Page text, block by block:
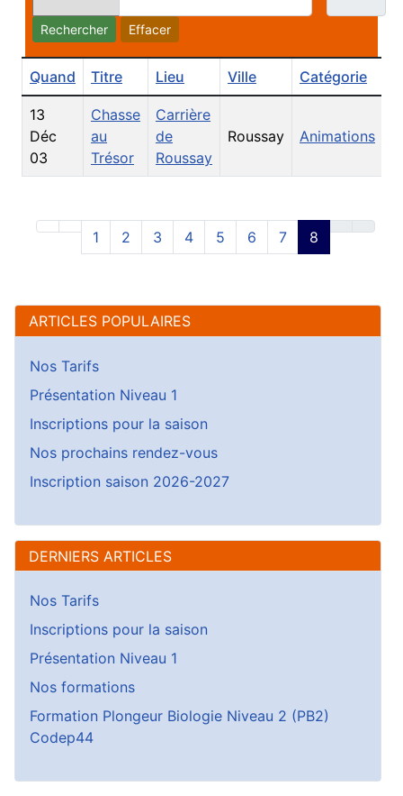
Rechercher Effacer
Quand Titre Lieu Ville Catégorie
13
Déc
03
Chasse
au
Trésor
Carrière
de
Roussay
Roussay Animations
1 2 3 4 5 6 7 8
ARTICLES POPULAIRES
Nos Tarifs
Présentation Niveau 1
Inscriptions pour la saison
Nos prochains rendez-vous
Inscription saison 2026-2027
DERNIERS ARTICLES
Nos Tarifs
Inscriptions pour la saison
Présentation Niveau 1
Nos formations
Formation Plongeur Biologie Niveau 2 (PB2)
Codep44